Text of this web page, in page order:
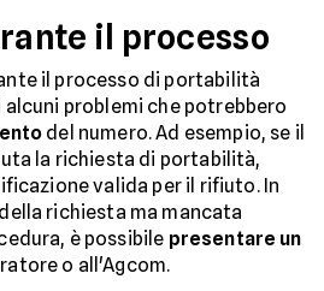
il processo
il processo di portabilità
problemi che potrebbero
del numero. Ad esempio, se il
la richiesta di portabilità,
valida per il rifiuto. In
richiesta ma mancata
è possibile presentare un
o all'Agcom.